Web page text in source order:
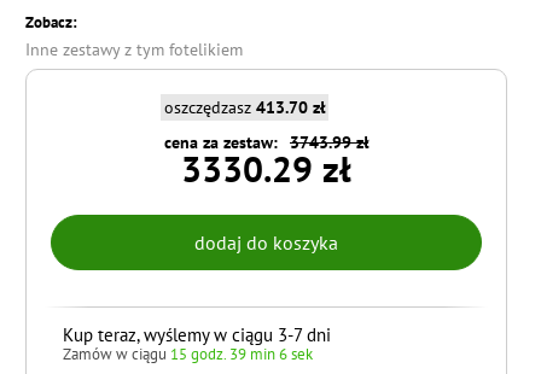
Zobacz:
Inne zestawy z tym fotelikiem
oszczędzasz 413.70 zł
3743.99 zł
cena za zestaw:
3330.29 zł
Kup teraz, wyślemy w ciągu 3-7 dni
Zamów w ciągu 15 godz. 39 min 4 sek